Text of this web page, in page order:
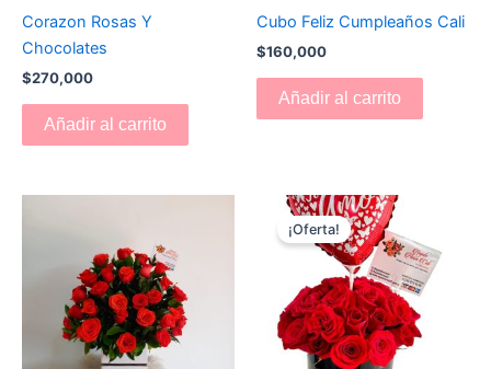
Corazon Rosas Y
Chocolates
$270,000
Añadir al carrito
Cubo Feliz Cumpleaños Cali
$160,000
Añadir al carrito
¡Oferta!
El
precio
original
era:
$200,000.
actual
es:
$180,000.